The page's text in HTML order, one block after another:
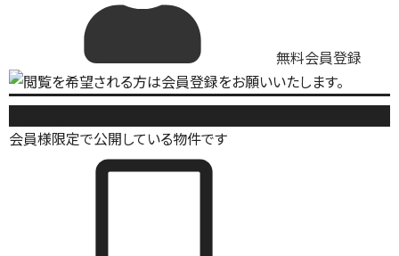
無料会員登録
会員様限定で公開している物件です